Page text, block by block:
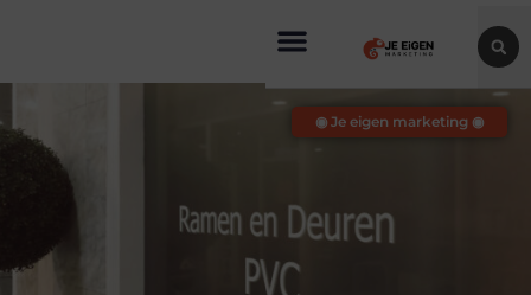
◉ Je eigen marketing ◉